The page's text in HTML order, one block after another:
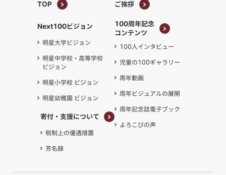
TOP
ご挨拶
100周年記念
コンテンツ
コンテンツ
100人インタビュー
児童の100ギャラリー
周年動画
周年ビジュアルの展開
周年記念誌電子ブック
よろこびの声
Next100ビジョン
明星大学ビジョン
明星中学校・高等学校
ビジョン
明星小学校 ビジョン
明星幼稚園 ビジョン
寄付・支援について
税制上の優遇措置
芳名録